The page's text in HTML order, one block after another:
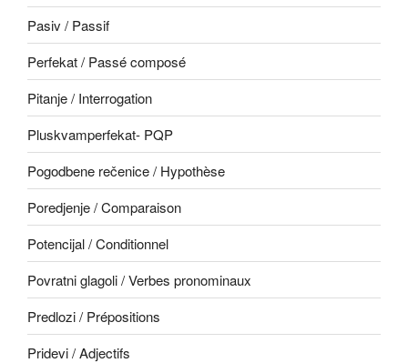
Pasiv / Passif
Perfekat / Passé composé
Pitanje / Interrogation
Pluskvamperfekat- PQP
Pogodbene rečenice / Hypothèse
Poredjenje / Comparaison
Potencijal / Conditionnel
Povratni glagoli / Verbes pronominaux
Predlozi / Prépositions
Pridevi / Adjectifs